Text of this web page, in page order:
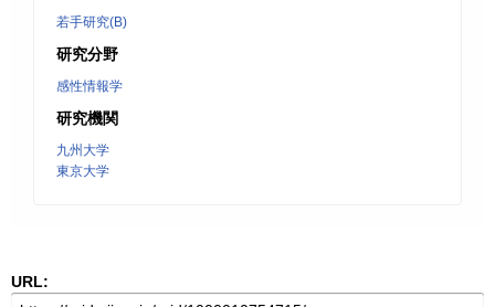
若手研究(B)
研究分野
感性情報学
研究機関
九州大学
東京大学
URL: